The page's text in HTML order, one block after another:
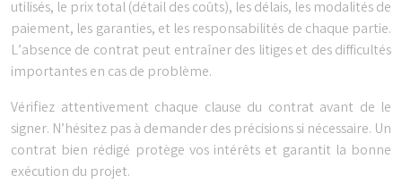
utilisés, le prix total (détail des coûts), les délais, les modalités de
paiement, les garanties, et les responsabilités de chaque partie.
L’absence de contrat peut entraîner des litiges et des difficultés
importantes en cas de problème.
Vérifiez attentivement chaque clause du contrat avant de le
signer. N’hésitez pas à demander des précisions si nécessaire. Un
contrat bien rédigé protège vos intérêts et garantit la bonne
exécution du projet.